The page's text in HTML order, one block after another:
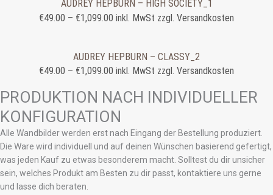
AUDREY HEPBURN – HIGH SOCIETY_1
€49.00 – €1,099.00 inkl. MwSt zzgl. Versandkosten
AUDREY HEPBURN – CLASSY_2
€49.00 – €1,099.00 inkl. MwSt zzgl. Versandkosten
PRODUKTION NACH INDIVIDUELLER
KONFIGURATION
Alle Wandbilder werden erst nach Eingang der Bestellung produziert.
Die Ware wird individuell und auf deinen Wünschen basierend gefertigt,
was jeden Kauf zu etwas besonderem macht. Solltest du dir unsicher
sein, welches Produkt am Besten zu dir passt, kontaktiere uns gerne
und lasse dich beraten.